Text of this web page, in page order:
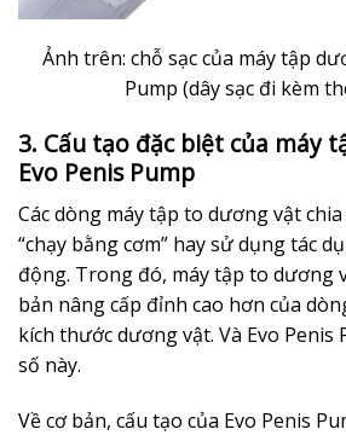
Ảnh trên: chỗ sạc của máy tập
Pump (dây sạc đi kèm
3. Cấu tạo đặc biệt của máy
Evo Penis Pump
Các dòng máy tập to dương vật
“chạy bằng cơm” hay sử dụng tác
động. Trong đó, máy tập to dương
bản nâng cấp đỉnh cao hơn của
kích thước dương vật. Và Evo
số này.
Về cơ bản, cấu tạo của Evo Penis